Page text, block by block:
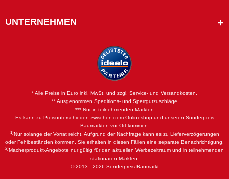
UNTERNEHMEN
* Alle Preise in Euro inkl. MwSt. und zzgl. Service- und Versandkosten.
** Ausgenommen Speditions- und Sperrgutzuschläge
*** Nur in teilnehmenden Märkten
Es kann zu Preisunterschieden zwischen dem Onlineshop und unseren Sonderpreis
Baumärkten vor Ort kommen.
1)Nur solange der Vorrat reicht. Aufgrund der Nachfrage kann es zu Lieferverzögerungen
oder Fehlbeständen kommen. Sie erhalten in diesen Fällen eine separate Benachrichtigung.
2)Macherprodukt-Angebote nur gültig für den aktuellen Werbezeitraum und in teilnehmenden
stationären Märkten.
© 2013 - 2026 Sonderpreis Baumarkt